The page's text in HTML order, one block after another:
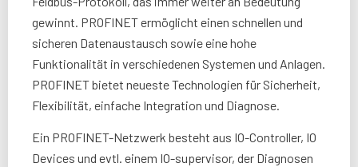
gewinnt. PROFINET ermöglicht einen schnellen und
sicheren Datenaustausch sowie eine hohe
Funktionalität in verschiedenen Systemen und Anlagen.
PROFINET bietet neueste Technologien für Sicherheit,
Flexibilität, einfache Integration und Diagnose.
Ein PROFINET-Netzwerk besteht aus IO-Controller, IO
Devices und evtl. einem IO-supervisor, der Diagnosen